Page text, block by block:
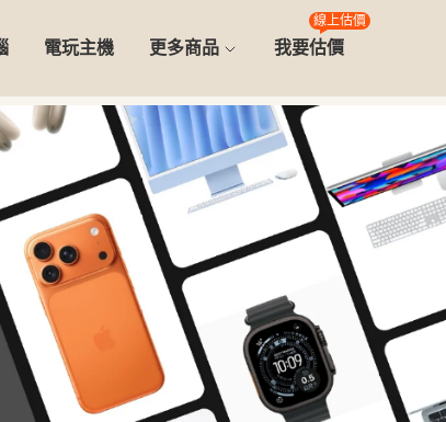
電玩主機 更多商品 我要估價
線上估價
精選二手 iPhone、